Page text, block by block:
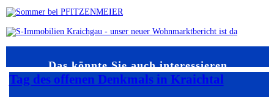
Das könnte Sie auch interessieren…
Tag des offenen Denkmals in Kraichtal